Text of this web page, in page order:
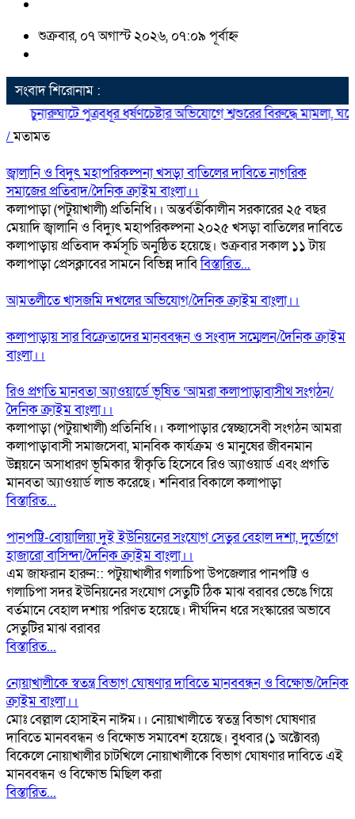
শুক্রবার, ০৭ অগাস্ট ২০২৬, ০৭:০৯ পূর্বাহ্ন
সংবাদ শিরোনাম :
চুনারুঘাটে পুত্রবধূর ধর্ষণচেষ্টার অভিযোগে শ্বশুরের বিরুদ্ধে মামলা,
/মতামত
জ্বালানি ও বিদুৎ মহাপরিকল্পনা খসড়া বাতিলের দাবিতে নাগরিক
সমাজের প্রতিবাদ/দৈনিক ক্রাইম বাংলা।।
কলাপাড়া (পটুয়াখালী) প্রতিনিধি।। অন্তর্বর্তীকালীন সরকারের ২৫ বছর
মেয়াদি জ্বালানি ও বিদ্যুৎ মহাপরিকল্পনা ২০২৫ খসড়া বাতিলের দাবিতে
কলাপাড়ায় প্রতিবাদ কর্মসূচি অনুষ্ঠিত হয়েছে। শুক্রবার সকাল ১১ টায়
কলাপাড়া প্রেসক্লাবের সামনে বিভিন্ন দাবিবিস্তারিত...
আমতলীতে খাসজমি দখলের অভিযোগ/দৈনিক ক্রাইম বাংলা।।
কলাপাড়ায় সার বিক্রেতাদের মানববন্ধন ও সংবাদ সম্মেলন/দৈনিক ক্রাইম
বাংলা।।
রিও প্রগতি মানবতা অ্যাওয়ার্ডে ভূষিত ‘আমরা কলাপাড়াবাসীথ সংগঠন/
দৈনিক ক্রাইম বাংলা।।
কলাপাড়া (পটুয়াখালী) প্রতিনিধি।। কলাপাড়ার স্বেচ্ছাসেবী সংগঠন আমরা
কলাপাড়াবাসী সমাজসেবা, মানবিক কার্যক্রম ও মানুষের জীবনমান
উন্নয়নে অসাধারণ ভূমিকার স্বীকৃতি হিসেবে রিও অ্যাওয়ার্ড এবং প্রগতি
মানবতা অ্যাওয়ার্ড লাভ করেছে। শনিবার বিকালে কলাপাড়া
বিস্তারিত...
পানপট্টি-বোয়ালিয়া দুই ইউনিয়নের সংযোগ সেতুর বেহাল দশা, দুর্ভোগে
হাজারো বাসিন্দা/দৈনিক ক্রাইম বাংলা।।
এম জাফরান হারুন:: পটুয়াখালীর গলাচিপা উপজেলার পানপট্টি ও
গলাচিপা সদর ইউনিয়নের সংযোগ সেতুটি ঠিক মাঝ বরাবর ভেঙে গিয়ে
বর্তমানে বেহাল দশায় পরিণত হয়েছে। দীর্ঘদিন ধরে সংস্কারের অভাবে
সেতুটির মাঝ বরাবর
বিস্তারিত...
নোয়াখালীকে স্বতন্ত্র বিভাগ ঘোষণার দাবিতে মানববন্ধন ও বিক্ষোভ/দৈনিক
ক্রাইম বাংলা।।
মোঃ বেল্লাল হোসাইন নাঈম।। নোয়াখালীতে স্বতন্ত্র বিভাগ ঘোষণার
দাবিতে মানববন্ধন ও বিক্ষোভ সমাবেশ হয়েছে। বুধবার (১ অক্টোবর)
বিকেলে নোয়াখালীর চাটখিলে নোয়াখালীকে বিভাগ ঘোষণার দাবিতে এই
মানববন্ধন ও বিক্ষোভ মিছিল করা
বিস্তারিত...